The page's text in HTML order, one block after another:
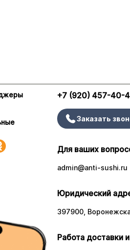
+7 (920) 457-40-
Заказать
Для ваших
admin@anti-sushi.ru
Юридический
397900,
Работа доставки